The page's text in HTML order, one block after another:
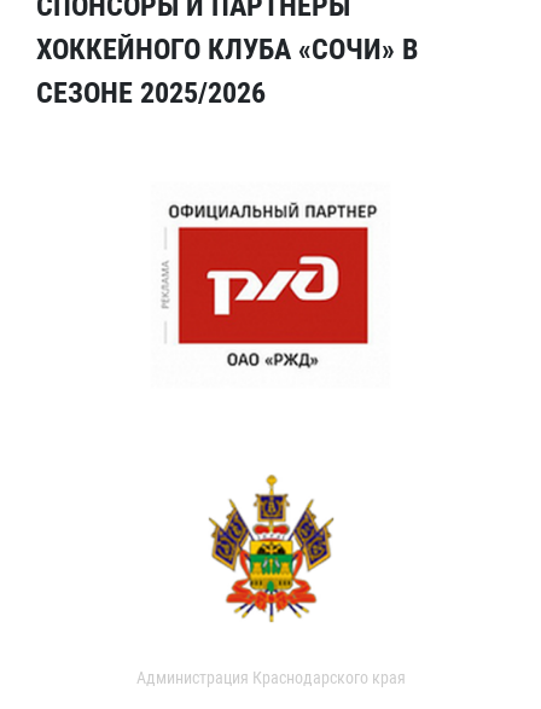
ХОККЕЙНОГО КЛУБА «СОЧИ» В
СЕЗОНЕ 2025/2026
Администрация Краснодарского края